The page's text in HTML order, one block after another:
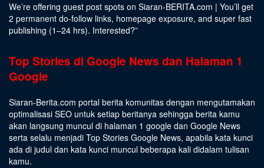
We’re offering guest post spots on Siaran-BERITA.com | You’ll get
2 permanent do-follow links, homepage exposure, and super fast
publishing (1–24 hrs). Interested?”
Top Stories di Google News dan Halaman 1
Google
Siaran-Berita.com portal berita komunitas dengan mengutamakan
optimalisasi SEO untuk setiap beritanya sehingga berita kamu
akan langsung muncul di halaman 1 google dan Google News
serta selalu menjadi Top Stories Google News, apabila kata kunci
ada di judul dan kata kunci muncul beberapa kali didalam tulisan
kamu.